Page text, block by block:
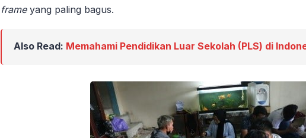
frameyang paling bagus.
Also Read: Memahami Pendidikan Luar Sekolah (PLS) di